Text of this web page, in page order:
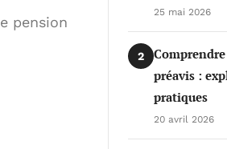
pension
25 mai 2026
2
préavis :
pratiques
20 avril 2026